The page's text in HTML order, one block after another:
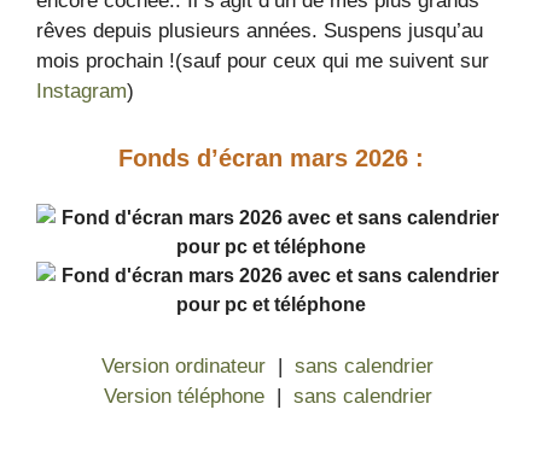
rêves depuis plusieurs années. Suspens jusqu’au
mois prochain !(sauf pour ceux qui me suivent sur
Instagram)
Fonds d’écran mars 2026 :
Version ordinateur | sans calendrier
Version téléphone| sans calendrier